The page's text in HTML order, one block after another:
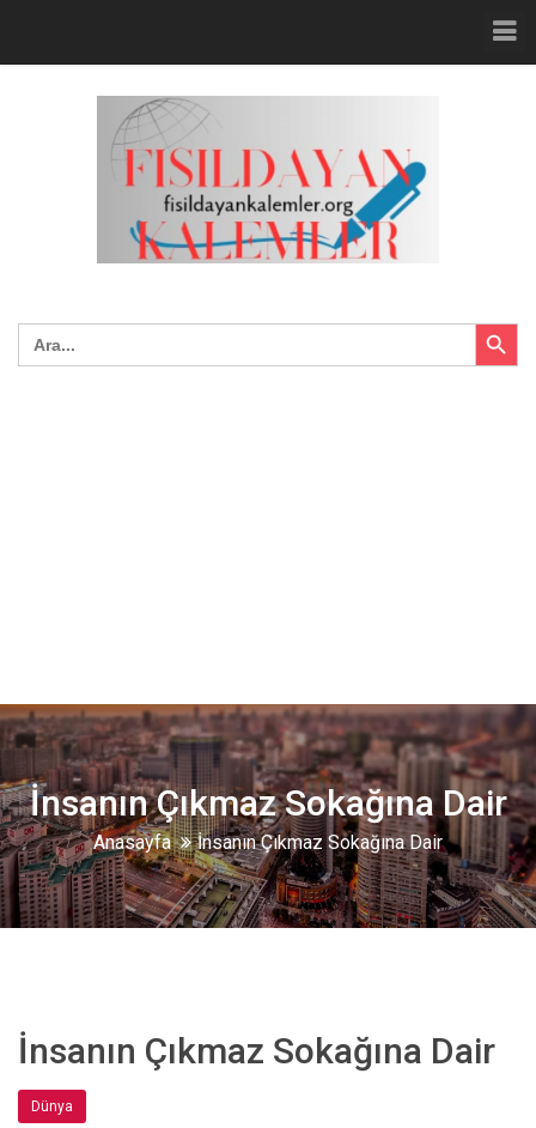
Search
for:
Search Button
İnsanın Çıkmaz Sokağına Dair
Anasayfa İnsanın Çıkmaz Sokağına Dair
İnsanın Çıkmaz Sokağına Dair
Dünya